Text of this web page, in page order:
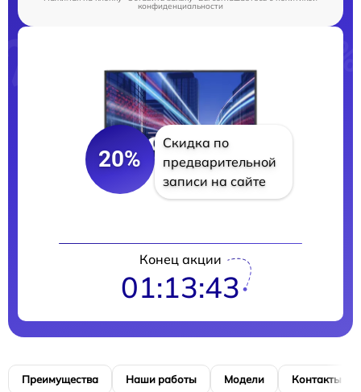
конфиденциальности
20%
Скидка по
предварительной
записи на сайте
Конец акции
01:13:43
Преимущества Наши работы Модели Контакты